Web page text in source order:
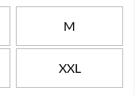
M
XXL